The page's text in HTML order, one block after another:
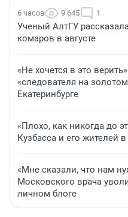
6 часов 9 645 1
Ученый АлтГУ
комаров в августе
«Не хочется в это
«следователя на
Екатеринбурге
«Плохо, как никогда до
Кузбасса и его жителей в
«Мне сказали, что нам
Московского врача
личном блоге